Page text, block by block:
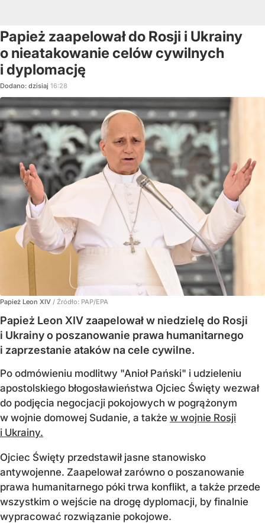
Papież zaapelował do Rosji i Ukrainy
o nieatakowanie celów cywilnych
i dyplomację
Dodano: dzisiaj 16:28
Papież Leon XIV / Źródło: PAP/EPA
Papież Leon XIV zaapelował w niedzielę do Rosji
i Ukrainy o poszanowanie prawa humanitarnego
i zaprzestanie ataków na cele cywilne.
Po odmówieniu modlitwy "Anioł Pański" i udzieleniu
apostolskiego błogosławieństwa Ojciec Święty wezwał
do podjęcia negocjacji pokojowych w pogrążonym
w wojnie domowej Sudanie, a także w wojnie Rosji
i Ukrainy.
Ojciec Święty przedstawił jasne stanowisko
antywojenne. Zaapelował zarówno o poszanowanie
prawa humanitarnego póki trwa konflikt, a także przede
wszystkim o wejście na drogę dyplomacji, by finalnie
wypracować rozwiązanie pokojowe.